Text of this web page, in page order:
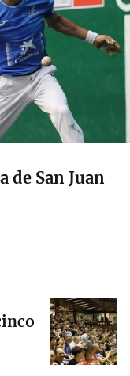
de San Juan